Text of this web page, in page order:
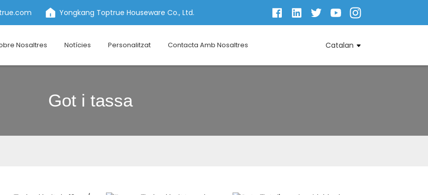
Yongkang Toptrue Houseware Co., Ltd.
Nosaltres Notícies Personalitzat Contacta Amb Nosaltres Catalan
Got i tassa